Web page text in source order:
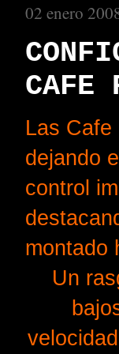
02 enero
Las
dejando
control
montado
Un